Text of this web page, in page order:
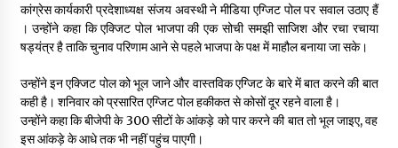
07/08/2026
रूपी भावा वन्यजीव अभयारण्य में फिर दिखा जंगलों का ‘खामोश पहरेदार’, दुर्लभ
06/08/2026
कांग्रेस कार्यकारी प्रदेशाध्यक्ष संजय अवस्थी ने मीडिया एग्जिट पोल पर सवाल उठाए हैं
। उन्होंने कहा कि एक्जिट पोल भाजपा की एक सोची समझी साजिश और रचा रचाया
षड्यंत्र है ताकि चुनाव परिणाम आने से पहले भाजपा के पक्ष में माहौल बनाया जा सके।
उन्होंने इन एक्जिट पोल को भूल जाने और वास्तविक एग्जिट के बारे में बात करने की बात
कही है। शनिवार को प्रसारित एग्जिट पोल हकीकत से कोसों दूर रहने वाला है।
उन्होंने कहा कि बीजेपी के 300 सीटों के आंकड़े को पार करने की बात तो भूल जाइए, वह
इस आंकड़े के आधे तक भी नहीं पहुंच पाएगी।